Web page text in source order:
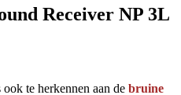
Receiver NP 3L
te herkennen aan de bruine